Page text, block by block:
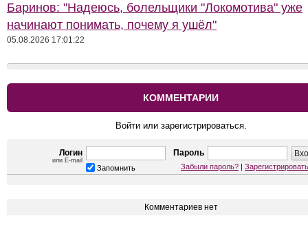
Баринов: "Надеюсь, болельщики "Локомотива" уже
начинают понимать, почему я ушёл"
05.08.2026 17:01:22
КОММЕНТАРИИ
Войти или зарегистрироваться.
Логин
или E-mail
Пароль
Запомнить Забыли пароль? |
Комментариев нет